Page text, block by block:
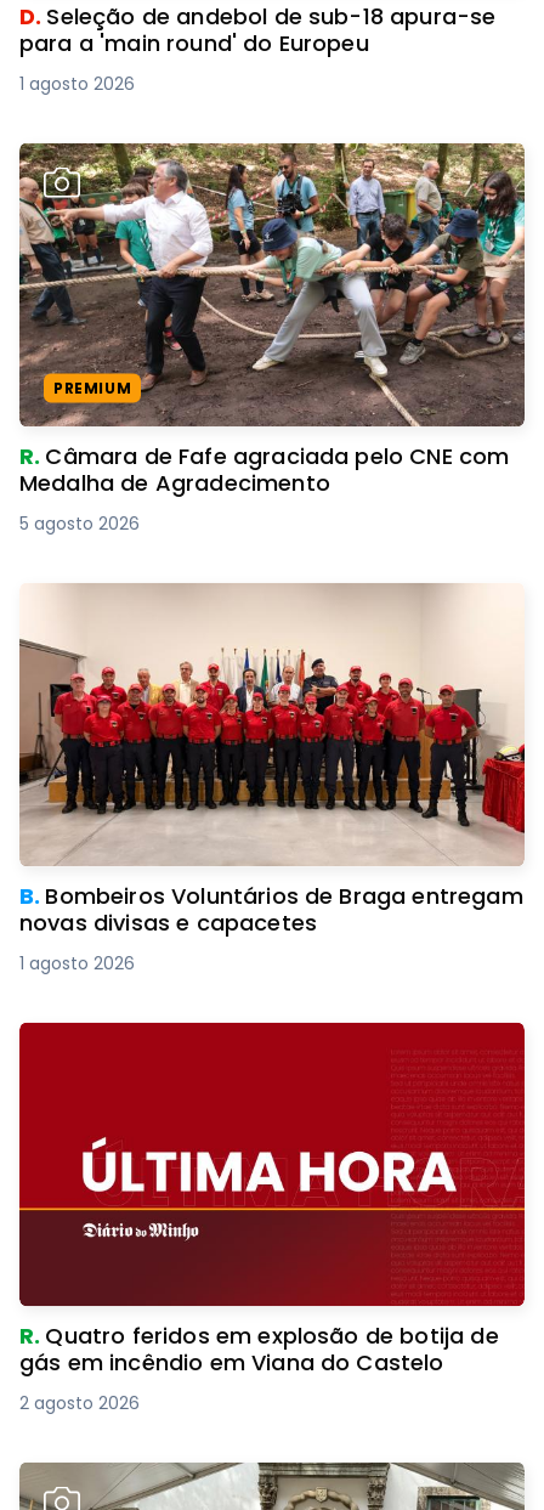
D. Seleção de andebol de sub-18 apura-se
para a 'main round' do Europeu
1 agosto 2026
PREMIUM
R. Câmara de Fafe agraciada pelo CNE com
Medalha de Agradecimento
5 agosto 2026
B. Bombeiros Voluntários de Braga entregam
novas divisas e capacetes
1 agosto 2026
R. Quatro feridos em explosão de botija de
gás em incêndio em Viana do Castelo
2 agosto 2026